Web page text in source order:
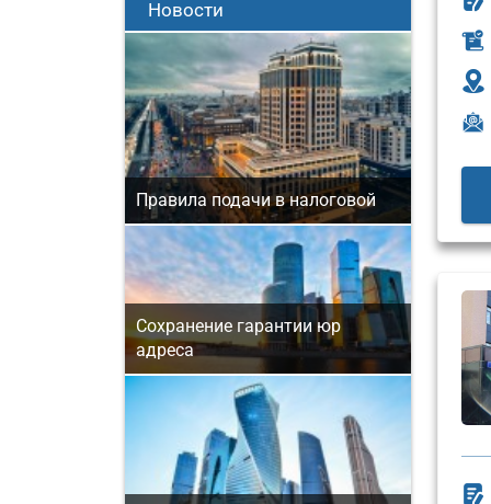
Новости
Правила подачи в налоговой
Сохранение гарантии юр
адреса